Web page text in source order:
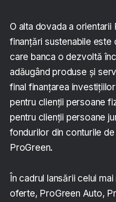
O alta dovada a
finanțări sustenabile este
care banca o dezvoltă
adăugând produse și
final finanțarea
pentru clienții persoane
pentru clienții persoane
fondurilor din conturile
ProGreen.
În cadrul lansării celui
oferte, ProGreen Auto,